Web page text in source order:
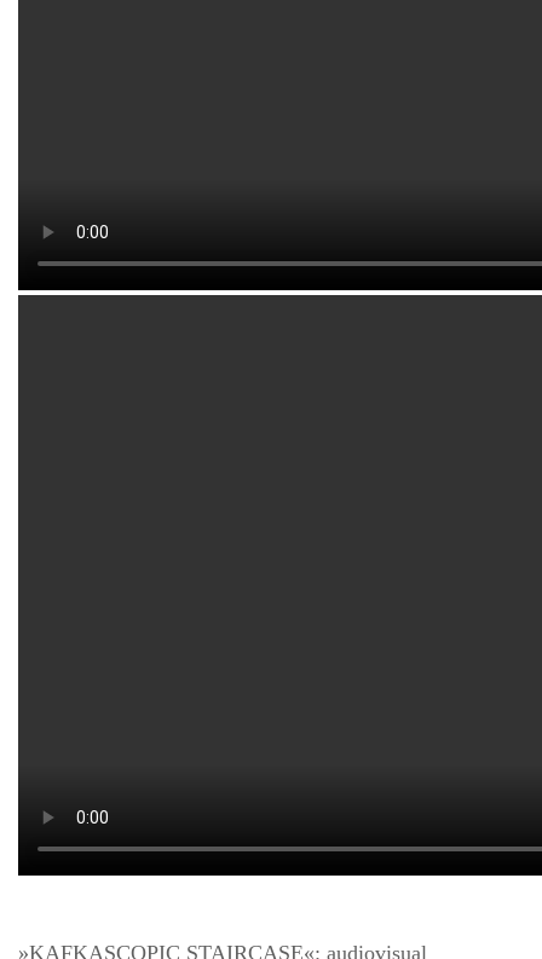
»KAFKASCOPIC STAIRCASE«: audiovisual